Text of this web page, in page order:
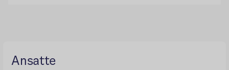
Ansatte